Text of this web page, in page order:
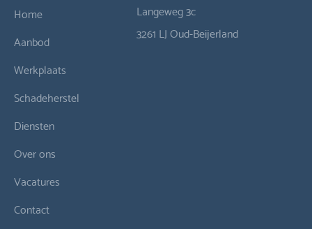
Home
Aanbod
Werkplaats
Schadeherstel
Diensten
Over ons
Vacatures
Contact
Langeweg 3c
3261 LJ Oud-Beijerland